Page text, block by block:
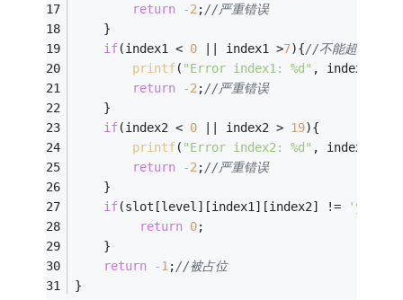
return
-2 ;//严重错误
    }
if(index1 < 0 || index1 >7){//不能超过7
printf( "Error index1: %d" , index1);
return
-2 ;//严重错误
    }
if(index2 < 0 || index2 > 19){
printf( "Error index2: %d" , index2);
return
-2 ;//严重错误
    }
if(slot[level][index1][index2] != 'y'
return 0;
    }
return
-1 ;//被占位
}